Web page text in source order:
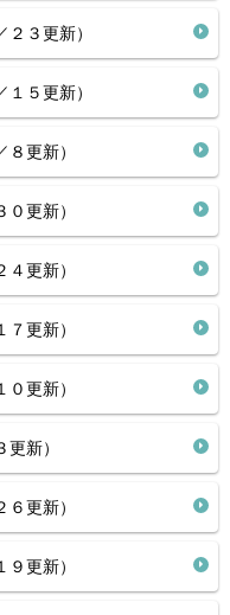
３更新）
５更新）
更新）
更新）
更新）
更新）
更新）
新）
更新）
更新）